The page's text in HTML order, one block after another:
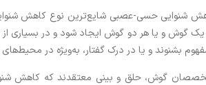
شنوایی حسی-عصبی شایع‌ترین نوع کاهش
یک گوش و یا هر دو گوش ایجاد شود و در بسیاری
بشنوند و یا در درک گفتار، به‌ویژه در
گوش، حلق و بینی معتقدند که کاهش